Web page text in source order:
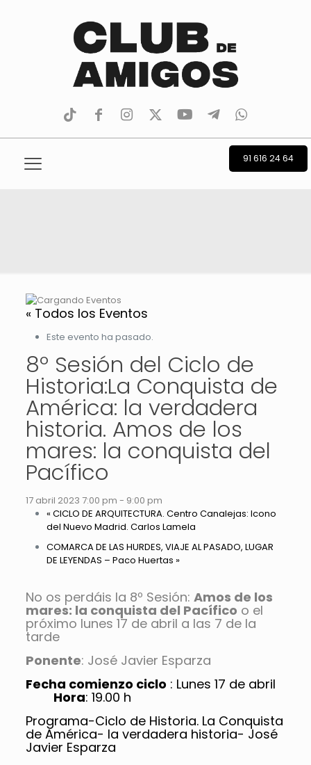
tiktokfacebookinstagram
TwitterYoutubeTelegramwhatsapp
91 616 24 64
« Todos los Eventos
Este evento ha pasado.
8º Sesión del Ciclo de
Historia:La Conquista de
América: la verdadera
historia. Amos de los
mares: la conquista del
Pacífico
17 abril 2023 7:00 pm - 9:00 pm
« CICLO DE ARQUITECTURA. Centro Canalejas: Icono
del Nuevo Madrid. Carlos Lamela
COMARCA DE LAS HURDES, VIAJE AL PASADO, LUGAR
DE LEYENDAS – Paco Huertas »
No os perdáis la 8º Sesión: Amos de los
mares: la conquista del Pacífico o el
próximo lunes 17 de abril a las 7 de la
tarde
Ponente: José Javier Esparza
Fecha comienzo ciclo : Lunes 17 de abril
Hora: 19.00 h
Programa-Ciclo de Historia. La Conquista
de América- la verdadera historia- José
Javier Esparza